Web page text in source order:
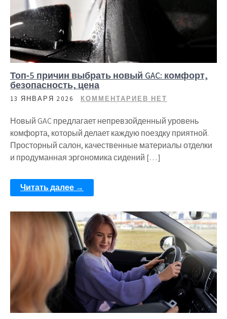
Топ‑5 причин выбрать новый GAC: комфорт,
безопасность, цена
13 ЯНВАРЯ 2026 КОММЕНТАРИЕВ НЕТ
Новый GAC предлагает непревзойденный уровень
комфорта, который делает каждую поездку приятной.
Просторный салон, качественные материалы отделки
и продуманная эргономика сидений […]
Читать далее →